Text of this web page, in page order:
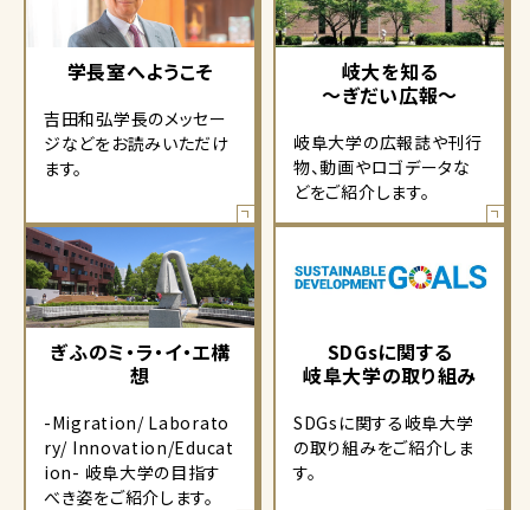
学長室へようこそ
吉田和弘学長のメッセー
ジなどをお読みいただけ
ます。
岐大を知る
～ぎだい広報～
岐阜大学の広報誌や刊行
物、動画やロゴデータな
どをご紹介します。
ぎふのミ・ラ・イ・エ構
想
-Migration/ Laborato
ry/ Innovation/Educat
ion- 岐阜大学の目指す
べき姿をご紹介します。
SDGsに関する
岐阜大学の取り組み
SDGsに関する岐阜大学
の取り組みをご紹介しま
す。